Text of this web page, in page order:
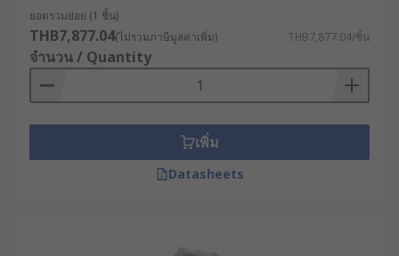
ยอดรวมย่อย (1 ชิ้น)
THB7,877.04(ไม่รวมภาษีมูลค่าเพิ่ม) THB7,877.04/ชิ้น
จำนวน / Quantity
เพิ่ม
Datasheets